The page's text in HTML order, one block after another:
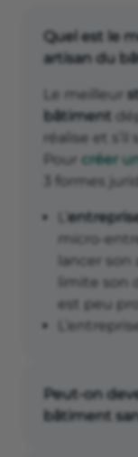
Quel est le
artisan du
Le meilleur
bâtiment
réalise et s’il
Pour créer
3 formes
micro-
lancer son
limite son
est peu
d’affaires
Peut-on
bâtiment